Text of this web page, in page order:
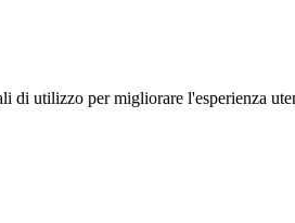
di utilizzo per migliorare l'esperienza